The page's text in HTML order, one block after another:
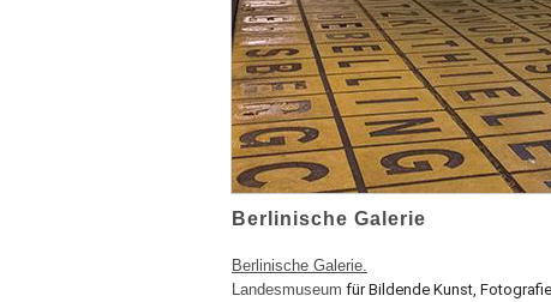
Berlinische Galerie
Berlinische Galerie.
Landesmuseum für Bildende Kunst,